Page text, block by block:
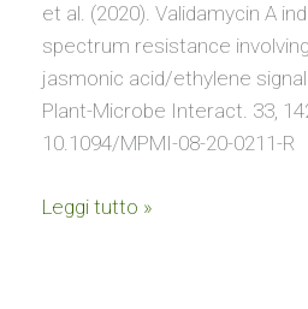
et al. (2020). Validamycin A
spectrum resistance
jasmonic acid/ethylene
Plant-Microbe Interact. 33,
10.1094/MPMI-08-20-0211-R
Leggi tutto »